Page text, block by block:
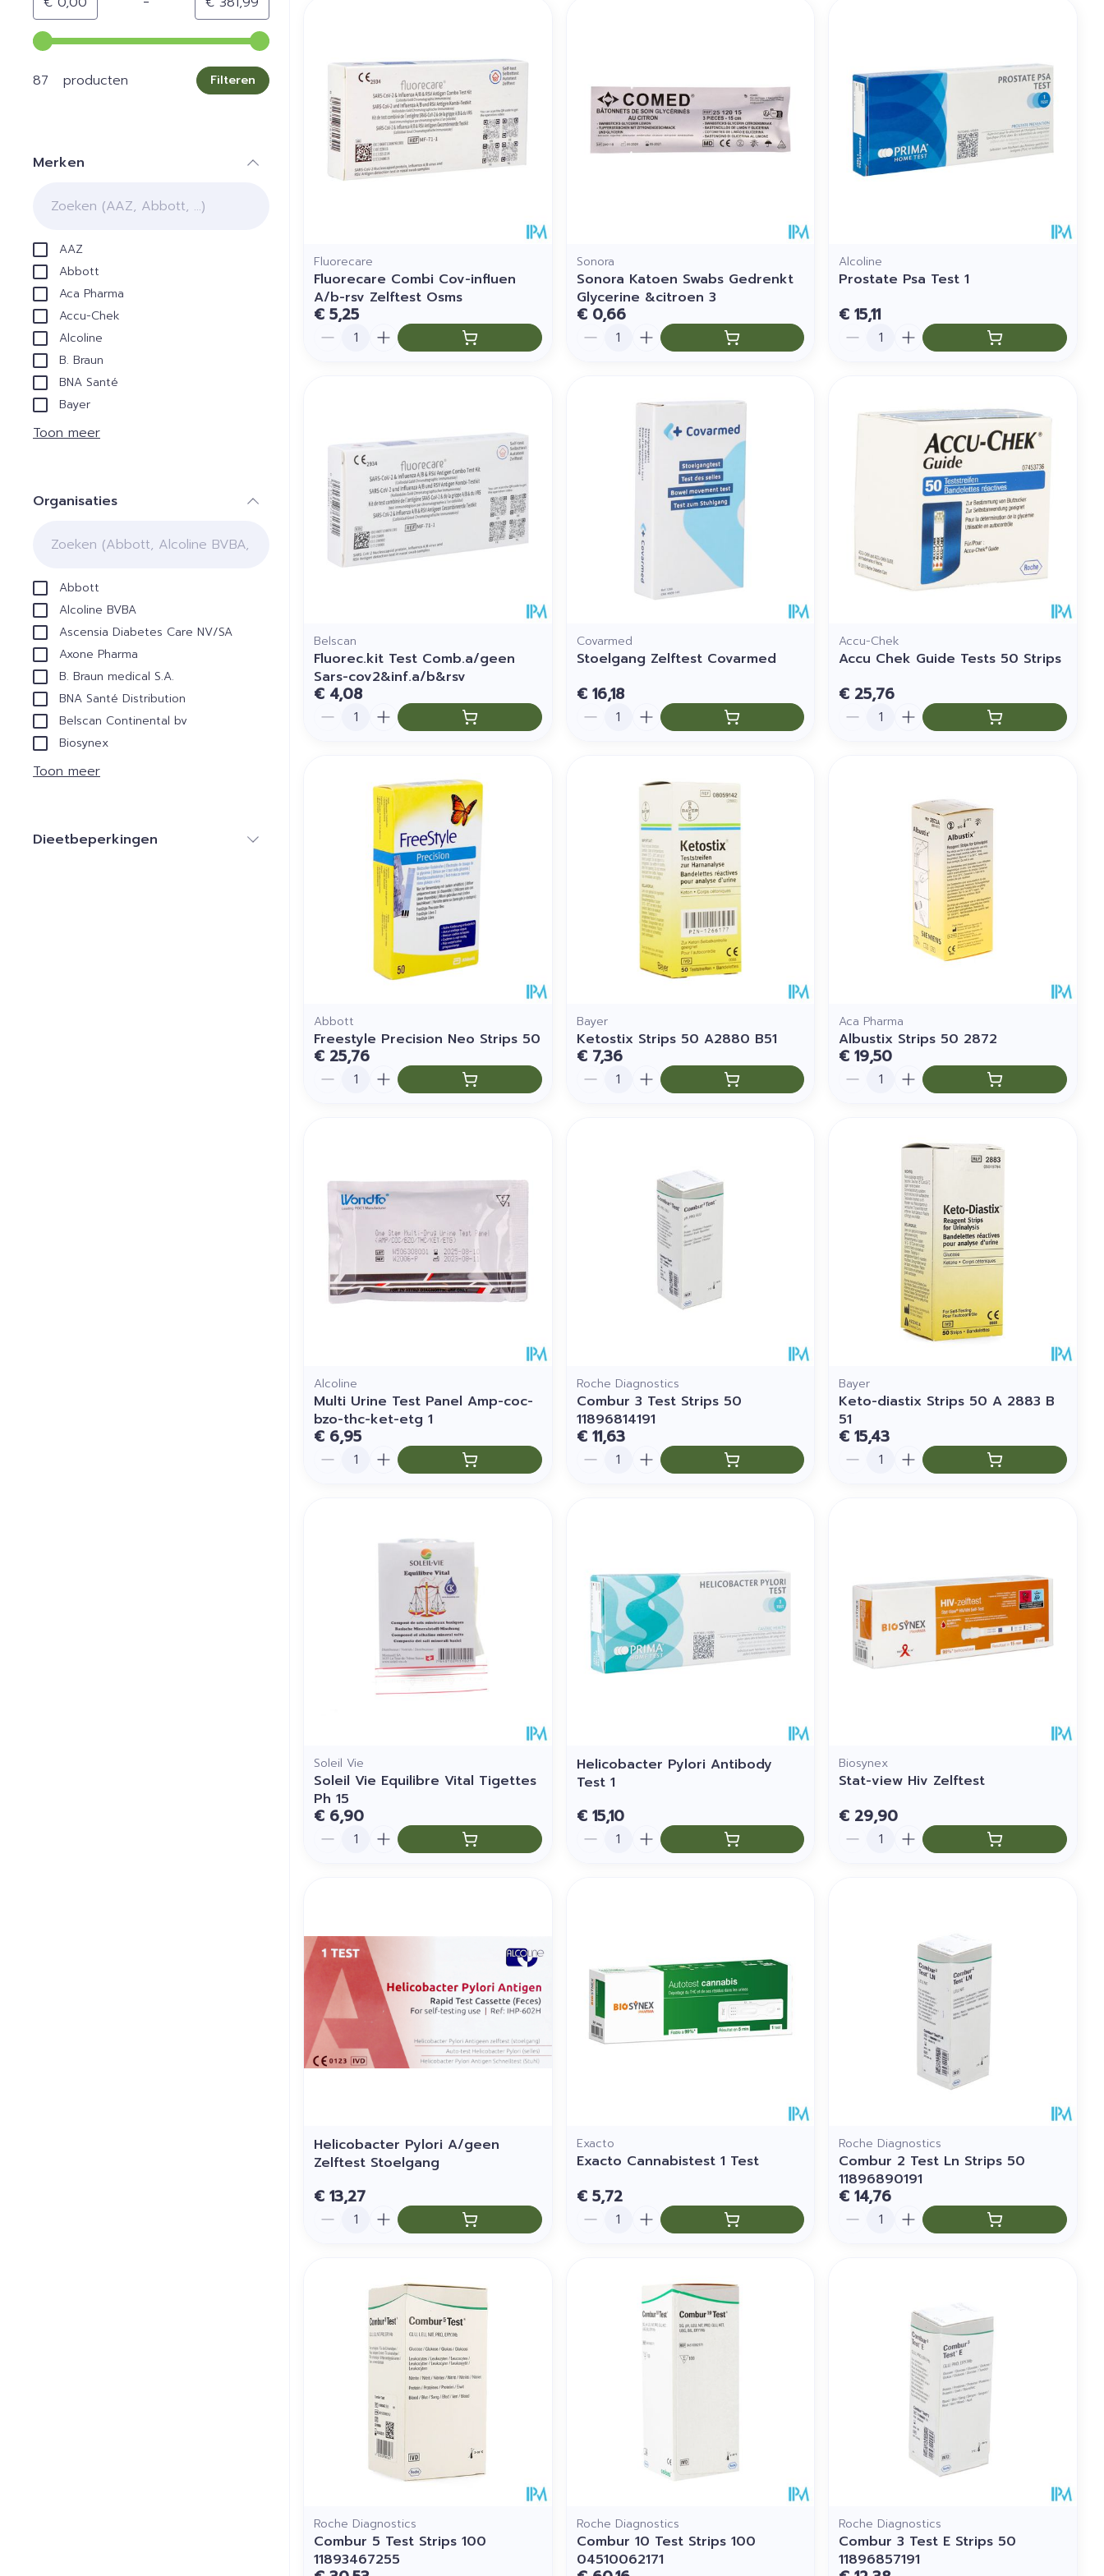
Gebruik de pijltjestoetsen links en rechts om de minimale en maximale prijswaarden aan te passen.
87 producten
Filteren
Merken
AAZ
Abbott
Aca Pharma
Accu-Chek
Alcoline
B. Braun
BNA Santé
Bayer
Toon meer
Organisaties
Abbott
Alcoline BVBA
Ascensia Diabetes Care NV/SA
Axone Pharma
B. Braun medical S.A.
BNA Santé Distribution
Belscan Continental bv
Biosynex
Toon meer
Dieetbeperkingen
Fluorecare
Fluorecare Combi Cov-influen
A/b-rsv Zelftest Osms
€ 5,25
Aantal
Sonora
Sonora Katoen Swabs Gedrenkt
Glycerine &citroen 3
€ 0,66
Aantal
Alcoline
Prostate Psa Test 1
€ 15,11
Aantal
Belscan
Fluorec.kit Test Comb.a/geen
Sars-cov2&inf.a/b&rsv
€ 4,08
Aantal
Covarmed
Stoelgang Zelftest Covarmed
€ 16,18
Aantal
Accu-Chek
Accu Chek Guide Tests 50 Strips
€ 25,76
Aantal
Abbott
Freestyle Precision Neo Strips 50
€ 25,76
Aantal
Bayer
Ketostix Strips 50 A2880 B51
€ 7,36
Aantal
Aca Pharma
Albustix Strips 50 2872
€ 19,50
Aantal
Alcoline
Multi Urine Test Panel Amp-coc-
bzo-thc-ket-etg 1
€ 6,95
Aantal
Roche Diagnostics
Combur 3 Test Strips 50
11896814191
€ 11,63
Aantal
Bayer
Keto-diastix Strips 50 A 2883 B
51
€ 15,43
Aantal
Soleil Vie
Soleil Vie Equilibre Vital Tigettes
Ph 15
€ 6,90
Aantal
Helicobacter Pylori Antibody
Test 1
€ 15,10
Aantal
Biosynex
Stat-view Hiv Zelftest
€ 29,90
Aantal
Helicobacter Pylori A/geen
Zelftest Stoelgang
€ 13,27
Aantal
Exacto
Exacto Cannabistest 1 Test
€ 5,72
Aantal
Roche Diagnostics
Combur 2 Test Ln Strips 50
11896890191
€ 14,76
Aantal
Roche Diagnostics
Combur 5 Test Strips 100
11893467255
Roche Diagnostics
Combur 10 Test Strips 100
04510062171
Roche Diagnostics
Combur 3 Test E Strips 50
11896857191